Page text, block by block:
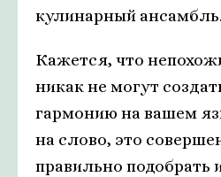
кулинарный ансамбль.
Кажется, что
никак не могут
гармонию на вашем
на слово, это
правильно подобрать